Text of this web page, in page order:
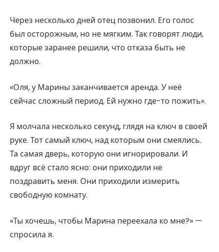
Через несколько дней отец позвонил. Его голос
был осторожным, но не мягким. Так говорят люди,
которые заранее решили, что отказа быть не
должно.
«Оля, у Марины заканчивается аренда. У неё
сейчас сложный период. Ей нужно где-то пожить».
Я молчала несколько секунд, глядя на ключ в своей
руке. Тот самый ключ, над которым они смеялись.
Та самая дверь, которую они игнорировали. И
вдруг всё стало ясно: они приходили не
поздравить меня. Они приходили измерить
свободную комнату.
«Ты хочешь, чтобы Марина переехала ко мне?» —
спросила я.